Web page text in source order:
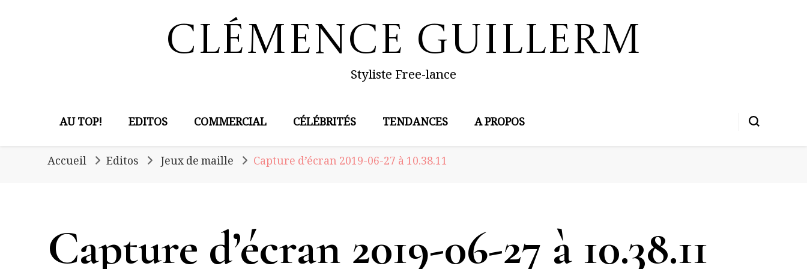
Clémence Guillerm
Styliste Free-lance
AU TOP! EDITOS COMMERCIAL CÉLÉBRITÉS TENDANCES A PROPOS
Accueil Editos Jeux de maille Capture d’écran 2019-06-27 à 10.38.11
Capture d’écran 2019-06-27 à 10.38.11